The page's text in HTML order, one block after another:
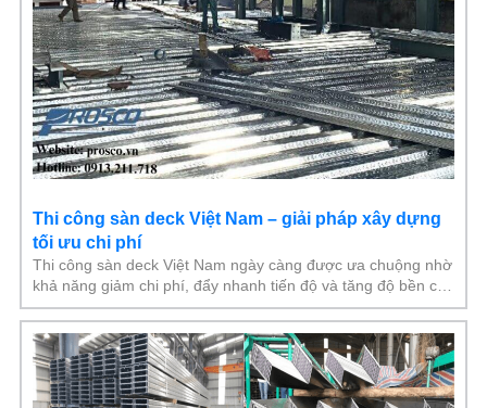
Thi công sàn deck Việt Nam – giải pháp xây dựng
tối ưu chi phí
Thi công sàn deck Việt Nam ngày càng được ưa chuộng nhờ
khả năng giảm chi phí, đẩy nhanh tiến độ và tăng độ bền cho
công trình. Đặc biệt,